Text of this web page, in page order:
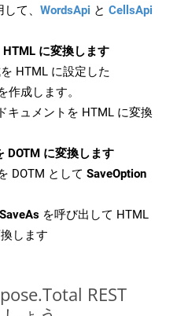
て、 WordsApi と CellsApi
に変換します
HTML に設定した
作成します。
キュメントを HTML に変換
DOTM に変換します
DOTM として SaveOption
を呼び出して HTML
します
REST